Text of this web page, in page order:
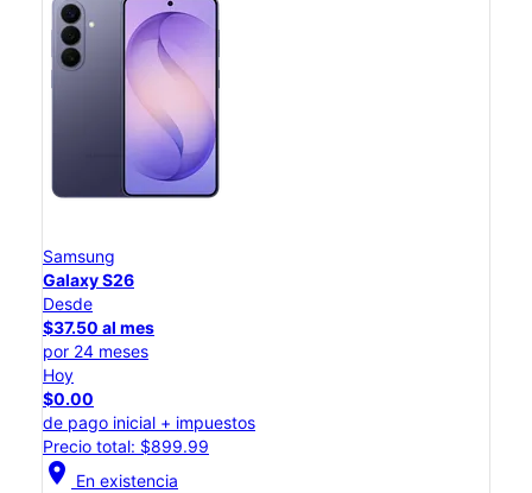
Samsung
Galaxy S26
Desde
$37.50 al mes
por 24 meses
Hoy
$0.00
de pago inicial + impuestos
Precio total: $899.99
location_on En existencia